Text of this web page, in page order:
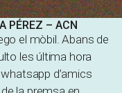
PÉREZ – ACN
el mòbil. Abans de
les última hora
d’amics